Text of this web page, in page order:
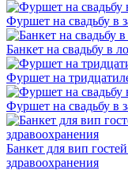
Фуршет на свадьбу в
Банкет на свадьбу в
Фуршет на
Фуршет на свадьбу в
Банкет для вип
здравоохранения